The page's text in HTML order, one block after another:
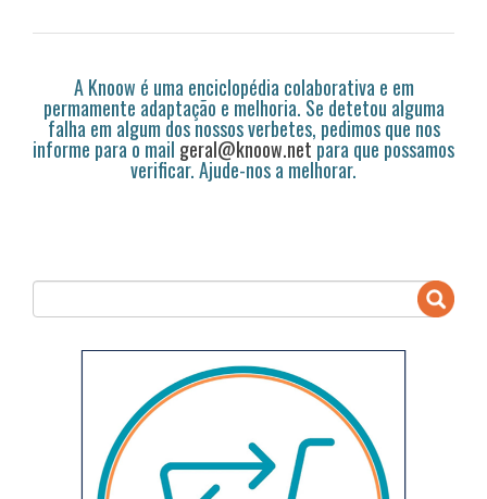
A Knoow é uma enciclopédia colaborativa e em
permamente adaptação e melhoria. Se detetou alguma
falha em algum dos nossos verbetes, pedimos que nos
informe para o mail geral@knoow.netpara que possamos
verificar. Ajude-nos a melhorar.